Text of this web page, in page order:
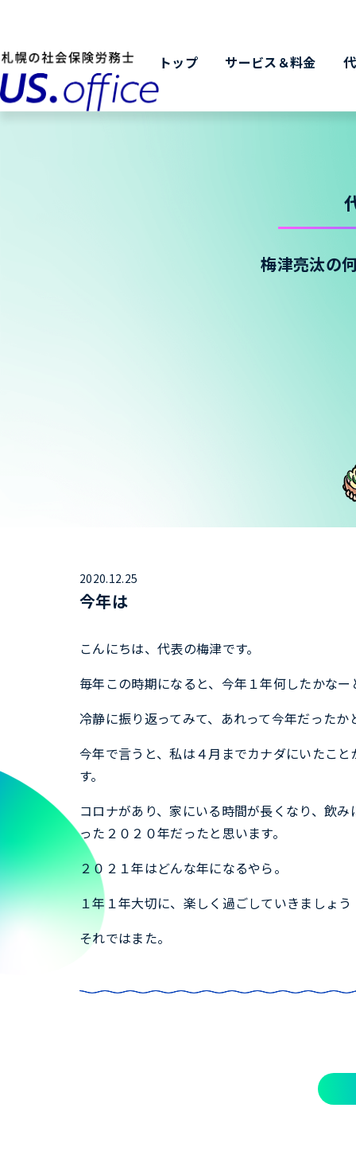
トップ サービス＆料金
梅津亮汰の
2020.12.25
今年は
こんにちは、代表の梅津です。
毎年この時期になると、今年１年何したかなー
冷静に振り返ってみて、あれって今年だった
今年で言うと、私は４月までカナダにいたこ
す。
コロナがあり、家にいる時間が長くなり、飲
った２０２０年だったと思います。
２０２１年はどんな年になるやら。
１年１年大切に、楽しく過ごしていきましょう
それではまた。